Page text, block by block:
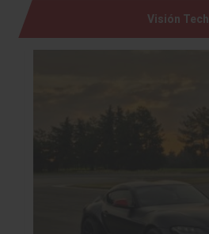
Visión Tech